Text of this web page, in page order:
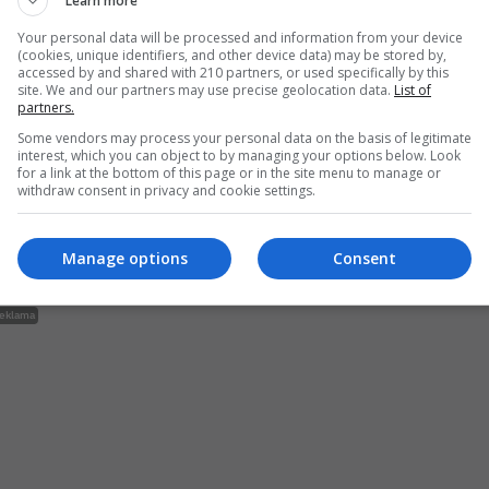
i w 2022 roku miał być wykorzystany przez
i pomieszczenia gospodarcze.
skład lokalu wchodziły 4 pomieszczenia
70 m². Umowa została zawarta na czas określony
roku. Przyjmująca lokal zobowiązała się go
własny koszt, by stał się samodzielnym lokalem
remoncie wójt zobowiązał się sprzedać
z obowiązującą bonifikatą.
Your personal data will be processed and information from your device
(cookies, unique identifiers, and other device data) may be stored by,
accessed by and shared with 210 partners, or used specifically by this
site. We and our partners may use precise geolocation data. List of
partners.
Some vendors may process your personal data on the basis of legitimate
interest, which you can object to by managing your options below. Look
for a link at the bottom of this page or in the site menu to manage or
withdraw consent in privacy and cookie settings.
Consent
Manage options